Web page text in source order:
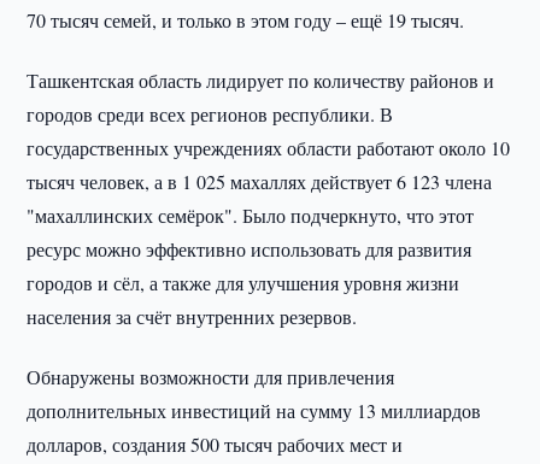
70 тысяч семей, и только в этом году – ещё 19 тысяч.
Ташкентская область лидирует по количеству районов и
городов среди всех регионов республики. В
государственных учреждениях области работают около 10
тысяч человек, а в 1 025 махаллях действует 6 123 члена
"махаллинских семёрок". Было подчеркнуто, что этот
ресурс можно эффективно использовать для развития
городов и сёл, а также для улучшения уровня жизни
населения за счёт внутренних резервов.
Обнаружены возможности для привлечения
дополнительных инвестиций на сумму 13 миллиардов
долларов, создания 500 тысяч рабочих мест и